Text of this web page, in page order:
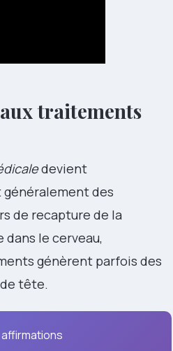
traitements
devient
des
de recapture de la
le cerveau,
génèrent parfois des
tête.